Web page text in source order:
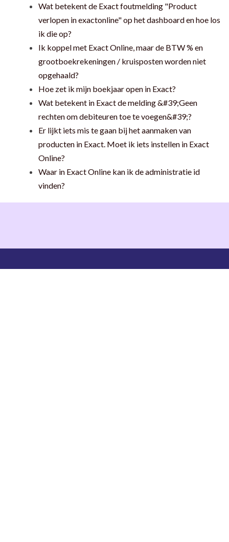
Wat betekent de Exact foutmelding "Product
verlopen in exactonline" op het dashboard en hoe los
ik die op?
Ik koppel met Exact Online, maar de BTW % en
grootboekrekeningen / kruisposten worden niet
opgehaald?
Hoe zet ik mijn boekjaar open in Exact?
Wat betekent in Exact de melding &#39;Geen
rechten om debiteuren toe te voegen&#39;?
Er lijkt iets mis te gaan bij het aanmaken van
producten in Exact. Moet ik iets instellen in Exact
Online?
Waar in Exact Online kan ik de administratie id
vinden?